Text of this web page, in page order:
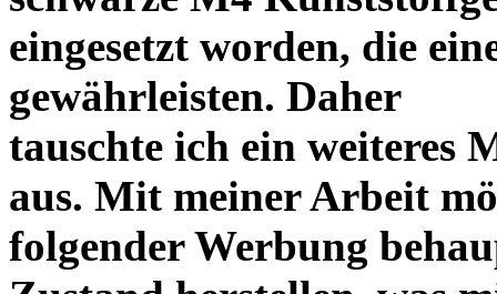
eingesetzt worden, die
gewährleisten. Daher
tauschte ich ein weiteres
aus. Mit meiner Arbeit
folgender Werbung